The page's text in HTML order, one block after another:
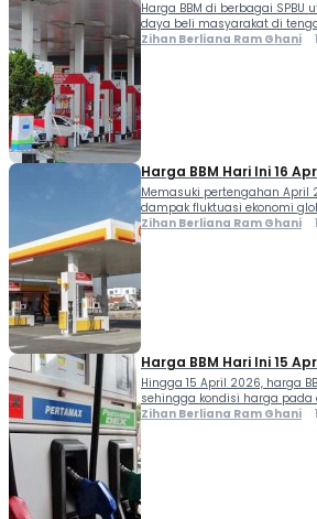
Harga BBM di berbagai
daya beli masyarakat di
Zihan Berliana Ram Ghani
Harga BBM Hari Ini 16
Memasuki pertengahan April
dampak fluktuasi ekonomi
Zihan Berliana Ram Ghani
Harga BBM Hari Ini 15
Hingga 15 April 2026, harga
sehingga kondisi harga
Zihan Berliana Ram Ghani